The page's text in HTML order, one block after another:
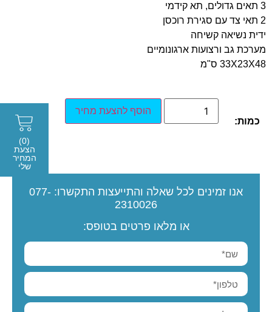
3 תאים גדולים, תא קידמי
2 תאי צד עם סגירת רוכסן
ידית נשיאה קשיחה
מערכת גב ורצועות ארגונומיים
33X23X48 ס"מ
כמות:
הוסף להצעת מחיר
אנו זמינים לכל שאלה והתייעצות התקשרו: 077-
2310026
או מלאו פרטים בטופס:
(0)
הצעת
המחיר
שלי